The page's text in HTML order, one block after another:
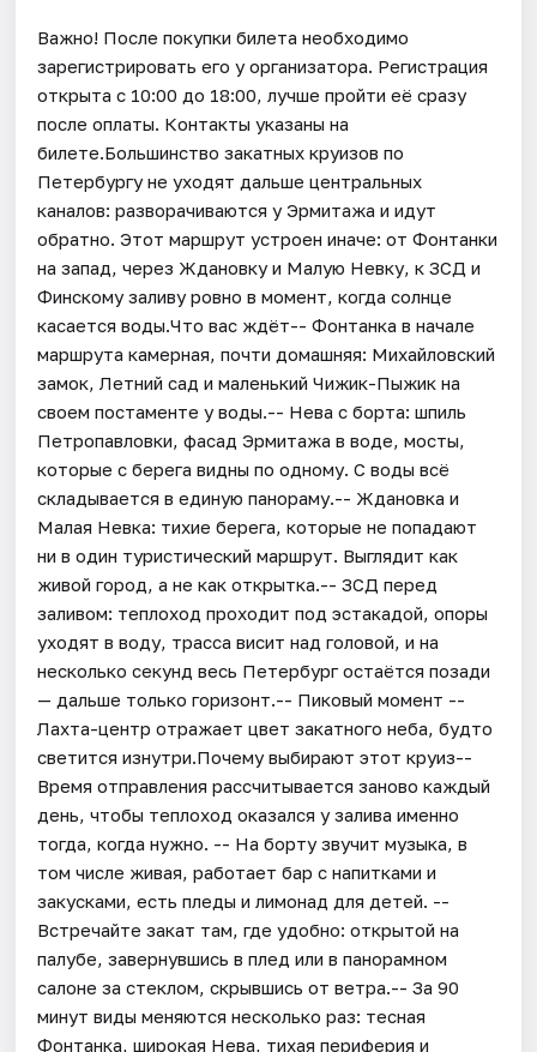
Важно! После покупки билета необходимо
зарегистрировать его у организатора. Регистрация
открыта с 10:00 до 18:00, лучше пройти её сразу
после оплаты. Контакты указаны на
билете.Большинство закатных круизов по
Петербургу не уходят дальше центральных
каналов: разворачиваются у Эрмитажа и идут
обратно. Этот маршрут устроен иначе: от Фонтанки
на запад, через Ждановку и Малую Невку, к ЗСД и
Финскому заливу ровно в момент, когда солнце
касается воды.Что вас ждёт-- Фонтанка в начале
маршрута камерная, почти домашняя: Михайловский
замок, Летний сад и маленький Чижик-Пыжик на
своем постаменте у воды.-- Нева с борта: шпиль
Петропавловки, фасад Эрмитажа в воде, мосты,
которые с берега видны по одному. С воды всё
складывается в единую панораму.-- Ждановка и
Малая Невка: тихие берега, которые не попадают
ни в один туристический маршрут. Выглядит как
живой город, а не как открытка.-- ЗСД перед
заливом: теплоход проходит под эстакадой, опоры
уходят в воду, трасса висит над головой, и на
несколько секунд весь Петербург остаётся позади
— дальше только горизонт.-- Пиковый момент --
Лахта-центр отражает цвет закатного неба, будто
светится изнутри.Почему выбирают этот круиз--
Время отправления рассчитывается заново каждый
день, чтобы теплоход оказался у залива именно
тогда, когда нужно. -- На борту звучит музыка, в
том числе живая, работает бар с напитками и
закусками, есть пледы и лимонад для детей. --
Встречайте закат там, где удобно: открытой на
палубе, завернувшись в плед или в панорамном
салоне за стеклом, скрывшись от ветра.-- За 90
минут виды меняются несколько раз: тесная
Фонтанка, широкая Нева, тихая периферия и